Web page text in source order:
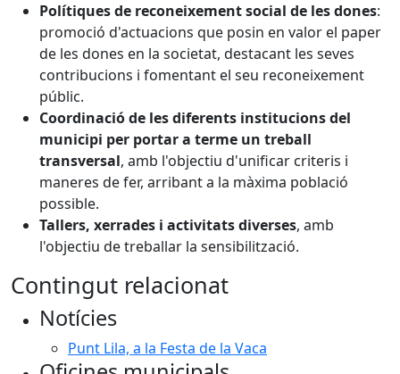
Polítiques de reconeixement social de les dones:
promoció d'actuacions que posin en valor el paper
de les dones en la societat, destacant les seves
contribucions i fomentant el seu reconeixement
públic.
Coordinació de les diferents institucions del
municipi per portar a terme un treball
transversal, amb l'objectiu d'unificar criteris i
maneres de fer, arribant a la màxima població
possible.
Tallers, xerrades i activitats diverses, amb
l'objectiu de treballar la sensibilització.
Contingut relacionat
Notícies
Punt Lila, a la Festa de la Vaca